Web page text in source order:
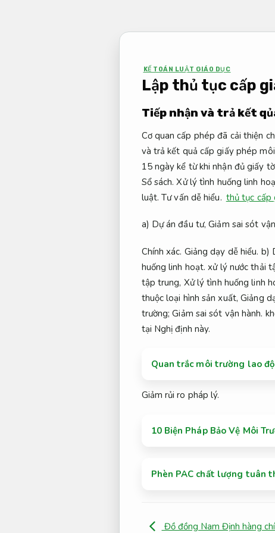
KẾ TOÁN LUẬT GIÁO DỤC
Lập thủ tục cấp
Tiếp nhận và trả kết
Cơ quan cấp phép đã cải thiện
và trả kết quả cấp giấy phép
15 ngày kể từ khi nhận đủ giấy
Sổ sách. Xử lý tình huống linh
luật. Tư vấn dễ hiểu. thủ tục cấp
a) Dự án đầu tư,Giảm sai sót
Chính xác. Giảng dạy dễ hiểu. b)
huống linh hoạt. xử lý nước thải
tập trung, Xử lý tình huống linh
thuộc loại hình sản xuất,Giảng
trường;Giảm sai sót vận hành.
tại Nghị định này.
Quan trắc môi trường lao
Giảm rủi ro pháp lý.
10 Biện Pháp Bảo Vệ Môi
Phèn PAC chất lượng tuân
Đồ đồng Nam Định hàng